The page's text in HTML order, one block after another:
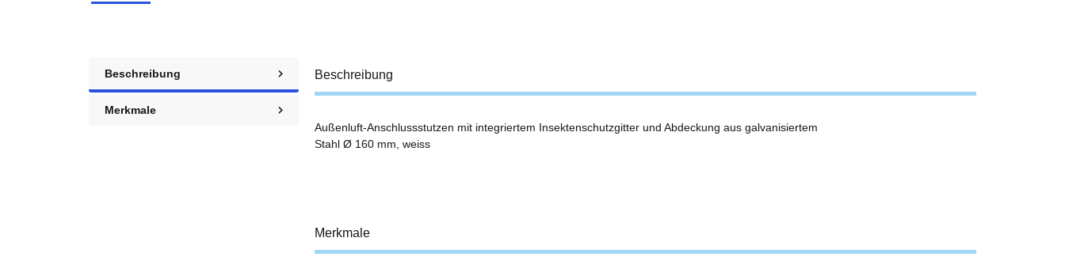
Beschreibung
Merkmale
Beschreibung
Außenluft-Anschlussstutzen mit integriertem Insektenschutzgitter und Abdeckung aus galvanisiertem
Stahl Ø 160 mm, weiss
Merkmale